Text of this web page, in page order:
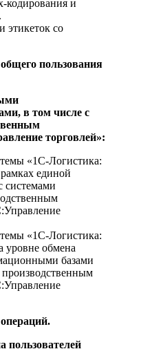
кодирования и
этикеток со
пользования
в том числе с
торговлей»:
«1С-Логистика:
единой
системами
«1С-Логистика:
уровне обмена
базами
пользователей